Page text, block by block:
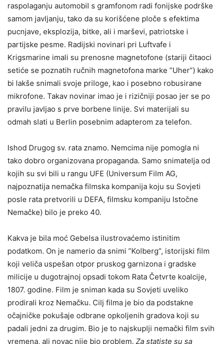
raspolaganju automobil s gramfonom radi fonijske podrške
samom javljanju, tako da su korišćene ploče s efektima
pucnjave, eksplozija, bitke, ali i marševi, patriotske i
partijske pesme. Radijski novinari pri Luftvafe i
Krigsmarine imali su prenosne magnetofone (stariji čitaoci
setiće se poznatih ručnih magnetofona marke ”Uher”) kako
bi lakše snimali svoje priloge, kao i posebno robusirane
mikrofone. Takav novinar imao je i rizičniji posao jer se po
pravilu javljao s prve borbene linije. Svi materijali su
odmah slati u Berlin posebnim adapterom za telefon.
Ishod Drugog sv. rata znamo. Nemcima nije pomogla ni
tako dobro organizovana propaganda. Samo snimatelja od
kojih su svi bili u rangu UFE (Universum Film AG,
najpoznatija nemačka filmska kompanija koju su Sovjeti
posle rata pretvorili u DEFA, filmsku kompaniju Istočne
Nemačke) bilo je preko 40.
Kakva je bila moć Gebelsa ilustrovaćemo istinitim
podatkom. On je namerio da snimi ”Kolberg”, istorijski film
koji veliča uspešan otpor pruskog garnizona i gradske
milicije u dugotrajnoj opsadi tokom Rata Četvrte koalcije,
1807. godine. Film je sniman kada su Sovjeti uveliko
prodirali kroz Nemačku. Cilj filma je bio da podstakne
očajničke pokušaje odbrane opkoljenih gradova koji su
padali jedni za drugim. Bio je to najskuplji nemački film svih
vremena, ali novac nije bio problem. Za statiste su sa